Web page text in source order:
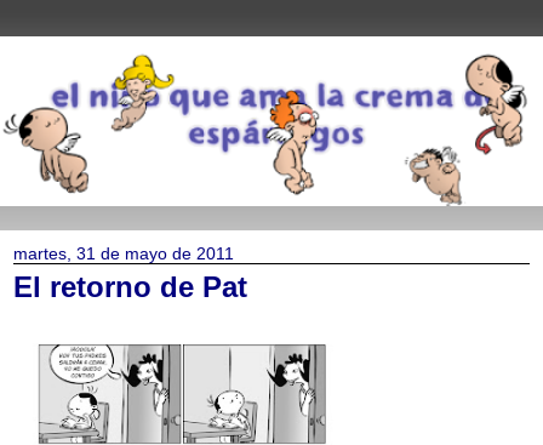
martes, 31 de mayo de 2011
El retorno de Pat